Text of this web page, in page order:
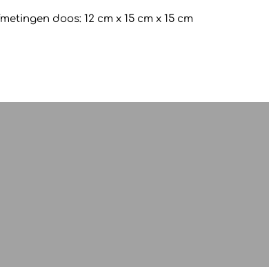
doos: 12 cm x 15 cm x 15 cm